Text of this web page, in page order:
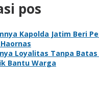
pos
Kapolda Jatim Beri
Loyalitas Tanpa
Bantu Warga